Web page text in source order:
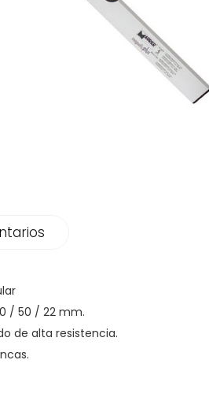
/ 50 / 22 mm.
de alta resistencia.